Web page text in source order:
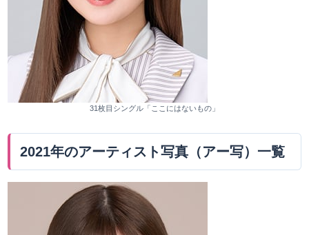
31枚目シングル「ここにはないもの」
2021年のアーティスト写真（アー写）一覧